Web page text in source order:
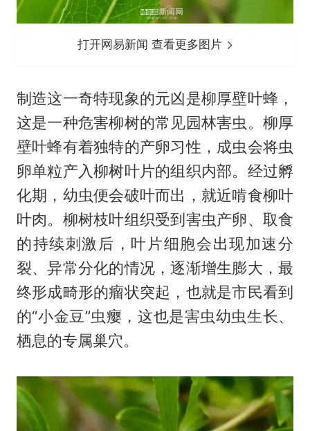
打开网易新闻 查看更多图片
制造这一奇特现象的元凶是柳厚壁叶蜂，
这是一种危害柳树的常见园林害虫。柳厚
壁叶蜂有着独特的产卵习性，成虫会将虫
卵单粒产入柳树叶片的组织内部。经过孵
化期，幼虫便会破叶而出，就近啃食柳叶
叶肉。柳树枝叶组织受到害虫产卵、取食
的持续刺激后，叶片细胞会出现加速分
裂、异常分化的情况，逐渐增生膨大，最
终形成畸形的瘤状突起，也就是市民看到
的“小金豆”虫瘿，这也是害虫幼虫生长、
栖息的专属巢穴。